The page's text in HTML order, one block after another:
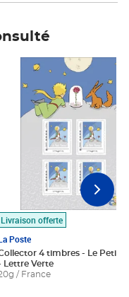
Livraison offerte
Poste
4 timbres - Le Petit
Lettre Verte
/ France
Prix 7,50€